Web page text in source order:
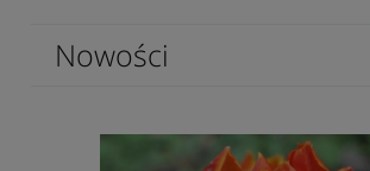
Nowości